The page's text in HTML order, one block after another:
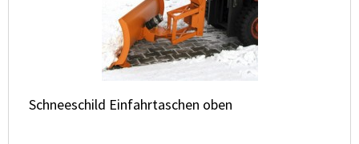
Schneeschild Einfahrtaschen oben